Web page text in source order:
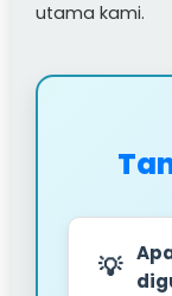
utama kami.